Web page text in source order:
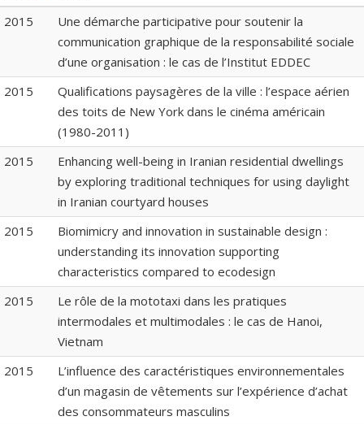
2015
Une démarche participative pour soutenir la
communication graphique de la responsabilité sociale
d’une organisation : le cas de l’Institut EDDEC
2015
Qualifications paysagères de la ville : l’espace aérien
des toits de New York dans le cinéma américain
(1980-2011)
2015
Enhancing well-being in Iranian residential dwellings
by exploring traditional techniques for using daylight
in Iranian courtyard houses
2015
Biomimicry and innovation in sustainable design :
understanding its innovation supporting
characteristics compared to ecodesign
2015
Le rôle de la mototaxi dans les pratiques
intermodales et multimodales : le cas de Hanoi,
Vietnam
2015
L’influence des caractéristiques environnementales
d’un magasin de vêtements sur l’expérience d’achat
des consommateurs masculins